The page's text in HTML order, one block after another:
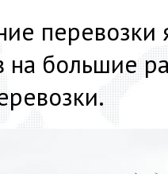
перевозки
на большие